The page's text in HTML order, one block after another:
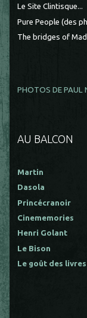
Le Site Clintisque...
Pure People (des
The bridges of
PHOTOS DE PAUL
AU BALCON
Martin
Dasola
Princécranoir
Cinememories
Henri Golant
Le Bison
Le goût des livres